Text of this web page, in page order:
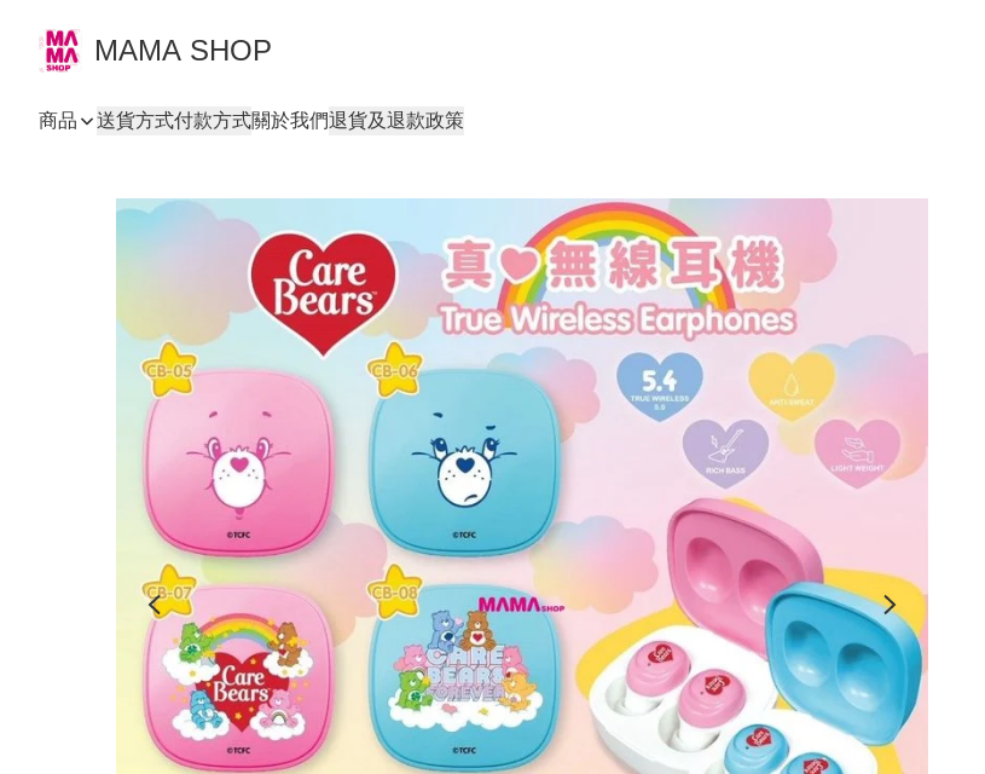
MAMA SHOP
商品 送貨方式付款方式關於我們退貨及退款政策